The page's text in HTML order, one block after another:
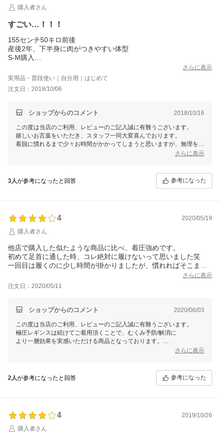
何より、人生初めての太ももに隙間が出来ました！！(涙)
おしりに肉が溜まって、見苦しい感じにはなりました。
ですがスカートを履いたりおしり周りが見えない服を着れば問題
ないかなと。
絶対S-Ｍでリピートしますのでその際はどうぞよろしくお願い致
します！
知人にもオススメしたい商品、ショップ様でした♪
購入者さん
すごい…！！！
155センチ50キロ前後
産後2年、下半身に肉がつきやすい体型
S-M購入
履くのにめっちゃ時間かかります笑
でも履いた瞬間脚が細くなってビックリしました！！！
太ももにこんなに隙間見たの久しぶりです！
暖かいし冬に向けて購入して正解でした！！
さらに表示
実用品・普段使い｜自分用｜はじめて
注文日：2018/10/06
ショップからのコメント 2018/10/16
この度は当店のご利用、レビューのご記入誠に有難うございます。
嬉しいお言葉をいただき、スタッフ一同大変喜んでおります。
着脱に慣れるまで少々お時間がかかってしまうと思いますが、無理をせ
またのご利用を心よりお待ち申し上げております。
さらに表示
3人が参考になったと回答 参考になった
4
2020/05/19
購入者さん
他店で購入した似たような商品に比べ、着圧強めです。
初めて足首に通した時、コレ絶対に履けないって思いました笑
一回目は履くのに少し時間が掛かりましたが、慣れればそこまで
そして履いてしまえば苦しい感じはありません。
上に履くボトムスにも影響が出そうなので、結局お尻の隠れるト
生地も厚めなので、これからの季節は厳しいかと思います。
我が家は正座生活なのですが、これを履いている日は膝裏が圧迫
されて正座を長時間は出来ません。
不満？ばかりのようなレビューですが、おおむね満足です。
さらに表示
注文日：2020/05/11
ショップからのコメント 2020/06/03
この度は当店のご利用、レビューのご記入誠に有難うございます。
極圧レギンスは続けてご着用頂くことで、むくみ予防/解消に
より一層効果を実感いただける商品となっております。
さらに表示
2人が参考になったと回答 参考になった
4
2019/10/26
購入者さん